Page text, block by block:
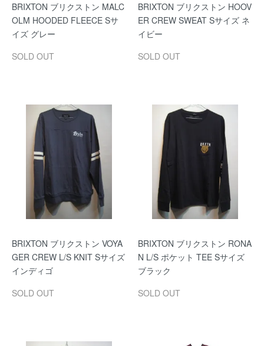
BRIXTON ブリクストン MALC
OLM HOODED FLEECE Sサ
イズ グレー
SOLD OUT
BRIXTON ブリクストン HOOV
ER CREW SWEAT Sサイズ ネ
イビー
SOLD OUT
BRIXTON ブリクストン VOYA
GER CREW L/S KNIT Sサイズ
インディゴ
SOLD OUT
BRIXTON ブリクストン RONA
N L/S ポケット TEE Sサイズ
ブラック
SOLD OUT